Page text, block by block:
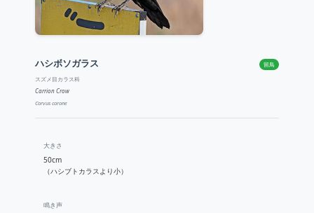
ハシボソガラス
スズメ目カラス科
Carrion Crow
Corvus corone
留鳥
大きさ
50cm
（ハシブトカラスより小）
鳴き声